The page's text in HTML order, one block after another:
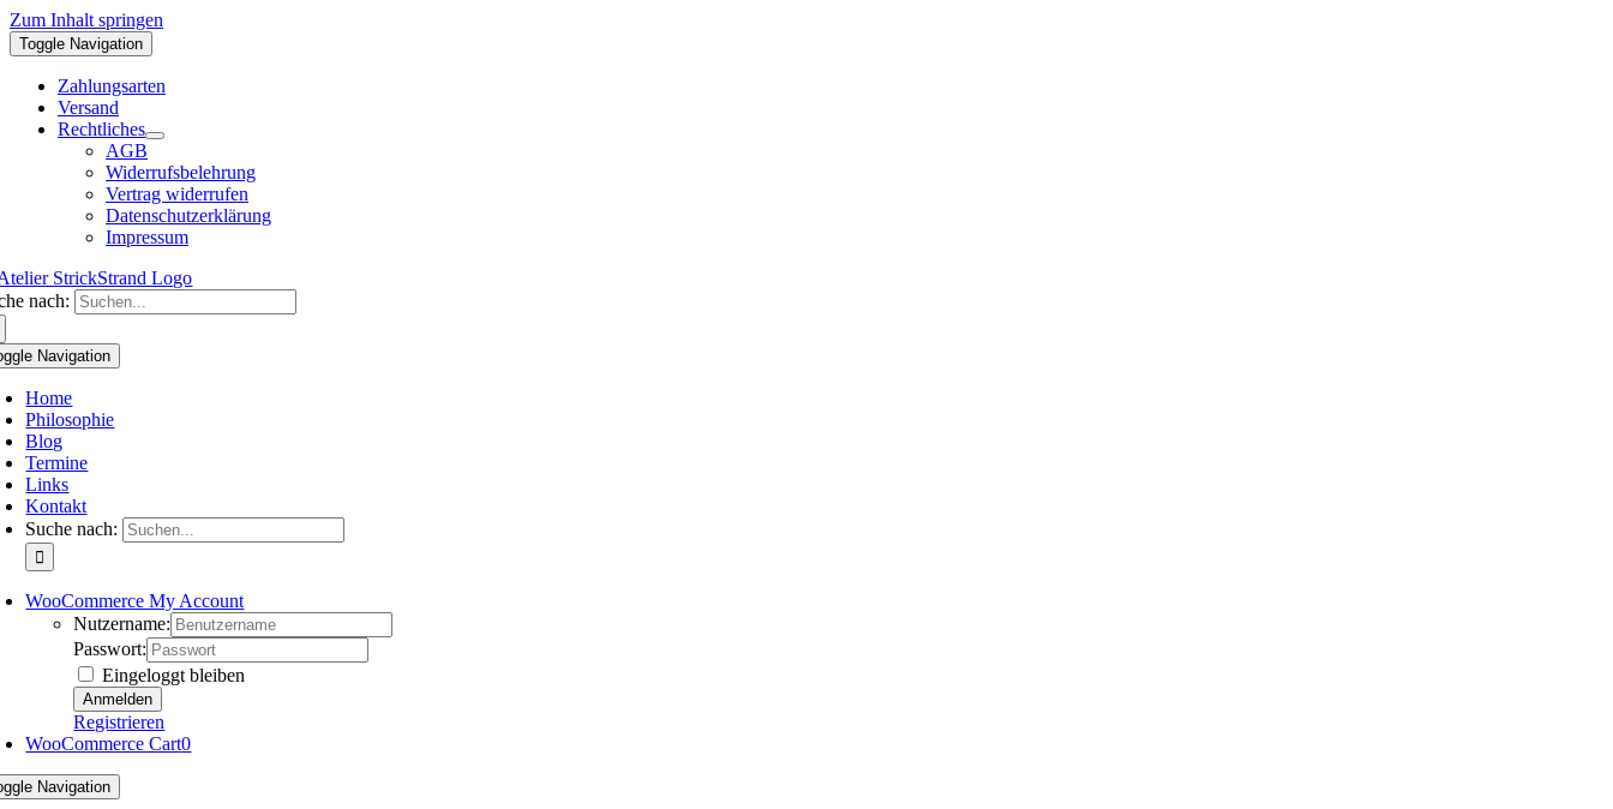
Zum Inhalt springen
Toggle Navigation
Zahlungsarten
Versand
Rechtliches
AGB
Widerrufsbelehrung
Vertrag widerrufen
Datenschutzerklärung
Impressum
nach:
Navigation
Home
Philosophie
Blog
Termine
Links
Kontakt
Suche nach:
WooCommerce My Account
Nutzername:
Passwort:
Eingeloggt bleiben
Registrieren
WooCommerce Cart0
Navigation